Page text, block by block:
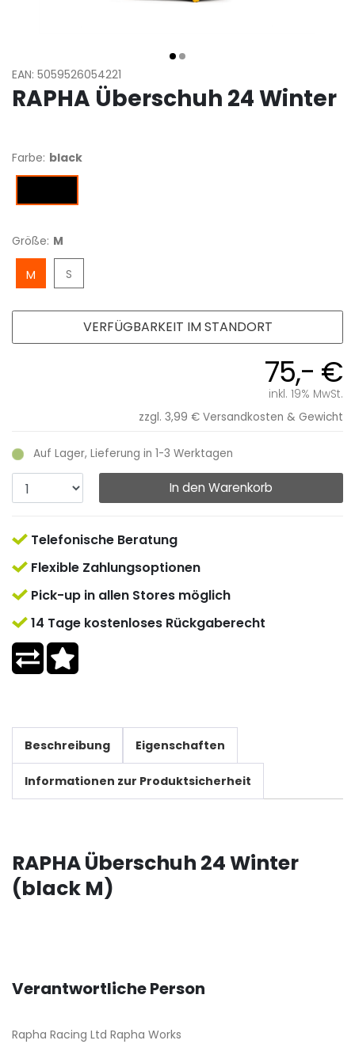
EAN: 5059526054221
RAPHA Überschuh 24 Winter
Farbe: black
Größe: M
M S
75,- €
inkl. 19% MwSt.
zzgl. 3,99 € Versandkosten & Gewicht
Auf Lager, Lieferung in 1-3 Werktagen
In den Warenkorb
VERFÜGBARKEIT IM STANDORT
Telefonische Beratung
Flexible Zahlungsoptionen
Pick-up in allen Stores möglich
14 Tage kostenloses Rückgaberecht
Beschreibung Eigenschaften
Informationen zur Produktsicherheit
RAPHA Überschuh 24 Winter
(black M)
Verantwortliche Person
Rapha Racing Ltd Rapha Works